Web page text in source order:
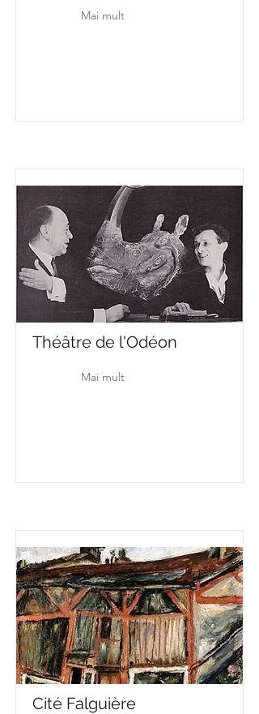
Mai mult
Théâtre de l'Odéon
Mai mult
Cité Falguière